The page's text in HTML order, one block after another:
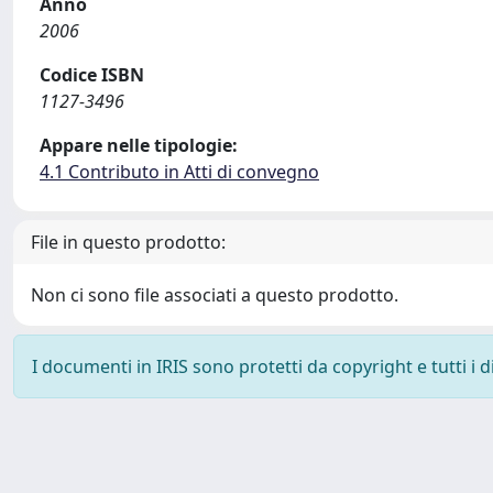
2006
Codice ISBN
1127-3496
Appare nelle tipologie:
4.1 Contributo in Atti di convegno
File in questo prodotto:
Non ci sono file associati a questo prodotto.
I documenti in IRIS sono protetti da copyright e tutti i